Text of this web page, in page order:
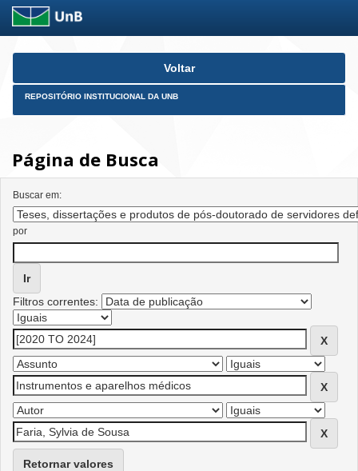
Skip
Voltar
REPOSITÓRIO INSTITUCIONAL DA UNB
Página de Busca
Buscar em:
por
Filtros correntes:
Retornar valores